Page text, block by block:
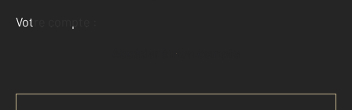
Votre compte :
Accéder à mon compte